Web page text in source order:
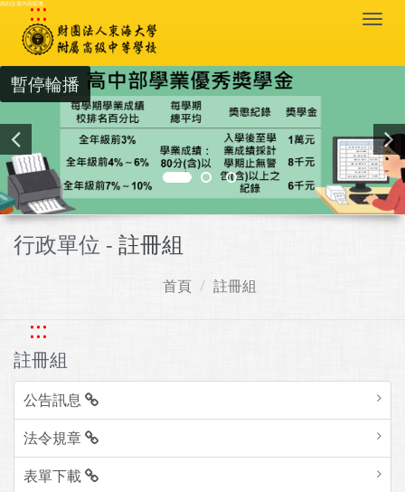
跳到主要內容區塊
:::
暫停輪播
行政單位 - 註冊組
首頁 註冊組
:::
註冊組
公告訊息
法令規章
表單下載